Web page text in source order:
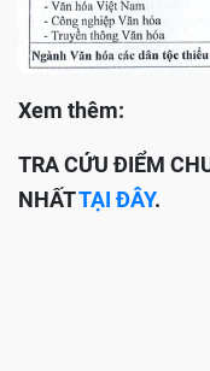
Xem thêm:
TRA CỨU ĐIỂM
NHẤTTẠI ĐÂY.